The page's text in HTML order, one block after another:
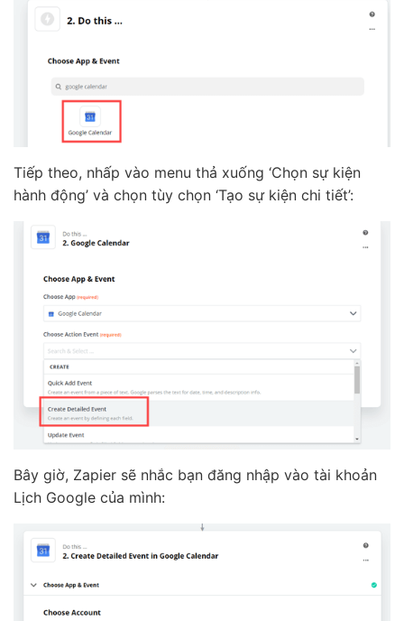
Tiếp theo, nhấp vào menu thả xuống ‘Chọn sự kiện
hành động’ và chọn tùy chọn ‘Tạo sự kiện chi tiết’:
Bây giờ, Zapier sẽ nhắc bạn đăng nhập vào tài khoản
Lịch Google của mình: